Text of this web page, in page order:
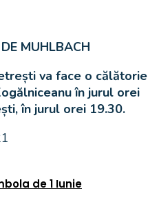
MUHLBACH
va face o călătorie
în jurul orei
în jurul orei 19.30.
de 1 Iunie